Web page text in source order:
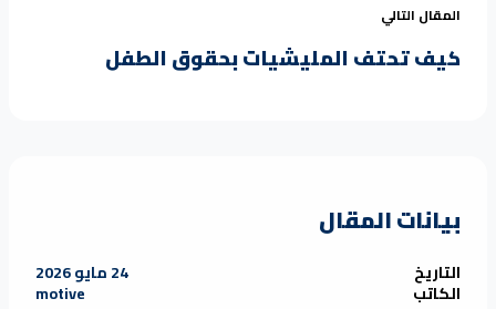
المقال التالي
كيف تحتف المليشيات بحقوق الطفل
بيانات المقال
التاريخ 24 مايو 2026
الكاتب motive